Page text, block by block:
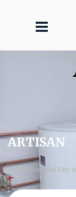
ARTISAN
chaudière fioul Elm